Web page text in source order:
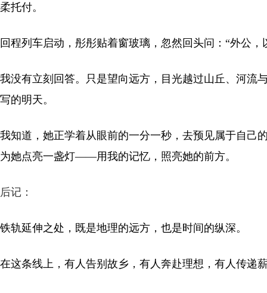
柔托付。
回程列车启动，彤彤贴着窗玻璃，忽然回头问：“外公
我没有立刻回答。只是望向远方，目光越过山丘、河流
写的明天。
我知道，她正学着从眼前的一分一秒，去预见属于自己
为她点亮一盏灯——用我的记忆，照亮她的前方。
后记：
铁轨延伸之处，既是地理的远方，也是时间的纵深。
在这条线上，有人告别故乡，有人奔赴理想，有人传递